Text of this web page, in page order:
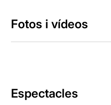
Fotos i vídeos
Espectacles